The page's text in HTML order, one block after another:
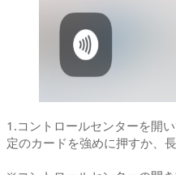
1.コントロールセンターを開
定のカードを強めに押すか、長